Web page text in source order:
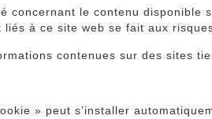
concernant le contenu
à ce site web se fait aux
contenues sur des sites
» peut s’installer